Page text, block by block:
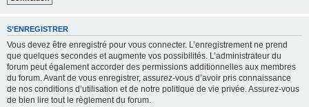
S’ENREGISTRER
Vous devez être enregistré pour vous connecter. L’enregistrement ne prend
que quelques secondes et augmente vos possibilités. L’administrateur du
forum peut également accorder des permissions additionnelles aux membres
du forum. Avant de vous enregistrer, assurez-vous d’avoir pris connaissance
de nos conditions d’utilisation et de notre politique de vie privée. Assurez-vous
de bien lire tout le règlement du forum.